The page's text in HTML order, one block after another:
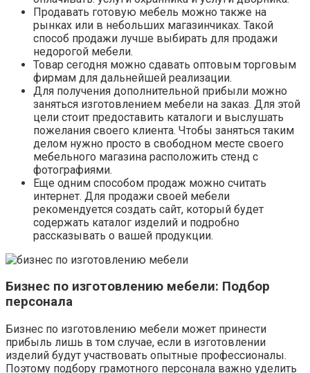
Продавать готовую мебель можно также на
рынках или в небольших магазинчиках. Такой
способ продажи лучше выбирать для продажи
недорогой мебели.
Товар сегодня можно сдавать оптовым торговым
фирмам для дальнейшей реализации.
Для получения дополнительной прибыли можно
заняться изготовлением мебели на заказ. Для этой
цели стоит предоставить каталоги и выслушать
пожелания своего клиента. Чтобы заняться таким
делом нужно просто в свободном месте своего
мебельного магазина расположить стенд с
фотографиями.
Еще одним способом продаж можно считать
интернет. Для продажи своей мебели
рекомендуется создать сайт, который будет
содержать каталог изделий и подробно
рассказывать о вашей продукции.
Бизнес по изготовлению мебели: Подбор
персонала
Бизнес по изготовлению мебели может принести
прибыль лишь в том случае, если в изготовлении
изделий будут участвовать опытные профессионалы.
Поэтому подбору грамотного персонала важно уделить